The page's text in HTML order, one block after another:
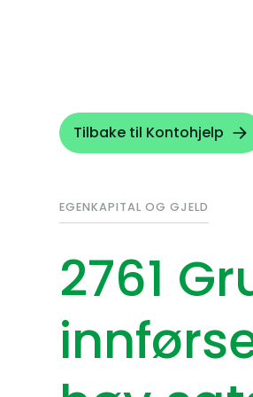
Tilbake til Kontohjelp
EGENKAPITAL OG GJELD
2761